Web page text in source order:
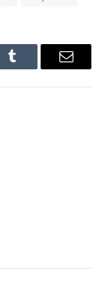
Tumblr Email